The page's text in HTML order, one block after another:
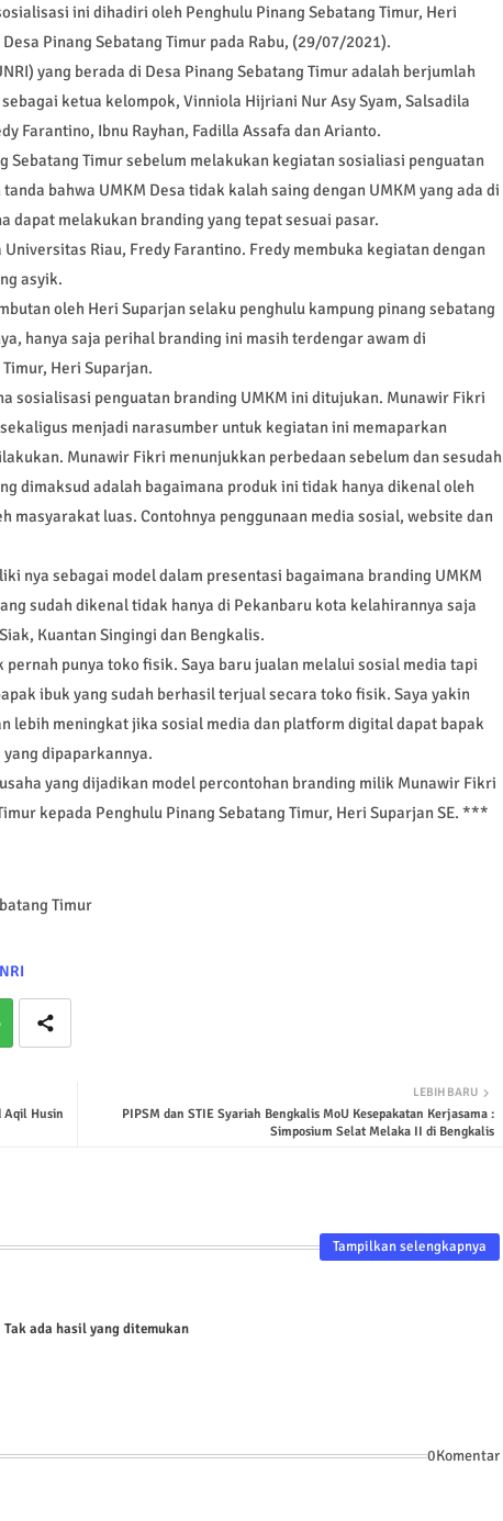
ini dihadiri oleh Penghulu Pinang Sebatang Timur, Heri
Pinang Sebatang Timur pada Rabu, (29/07/2021).
yang berada di Desa Pinang Sebatang Timur adalah berjumlah
ketua kelompok, Vinniola Hijriani Nur Asy Syam, Salsadila
Farantino, Ibnu Rayhan, Fadilla Assafa dan Arianto.
Sebatang Timur sebelum melakukan kegiatan sosialiasi penguatan
bahwa UMKM Desa tidak kalah saing dengan UMKM yang ada di
dapat melakukan branding yang tepat sesuai pasar.
Riau, Fredy Farantino. Fredy membuka kegiatan dengan
asyik.
oleh Heri Suparjan selaku penghulu kampung pinang sebatang
hanya saja perihal branding ini masih terdengar awam di
Heri Suparjan.
sosialisasi penguatan branding UMKM ini ditujukan. Munawir Fikri
menjadi narasumber untuk kegiatan ini memaparkan
Munawir Fikri menunjukkan perbedaan sebelum dan sesudah
dimaksud adalah bagaimana produk ini tidak hanya dikenal oleh
masyarakat luas. Contohnya penggunaan media sosial, website dan
nya sebagai model dalam presentasi bagaimana branding UMKM
sudah dikenal tidak hanya di Pekanbaru kota kelahirannya saja
Kuantan Singingi dan Bengkalis.
punya toko fisik. Saya baru jualan melalui sosial media tapi
ibuk yang sudah berhasil terjual secara toko fisik. Saya yakin
lebih meningkat jika sosial media dan platform digital dapat bapak
dipaparkannya.
yang dijadikan model percontohan branding milik Munawir Fikri
kepada Penghulu Pinang Sebatang Timur, Heri Suparjan SE. ***
Timur
LEBIH BARU
PIPSM dan STIE Syariah Bengkalis MoU Kesepakatan Kerjasama :
Simposium Selat Melaka II di Bengkalis
Aqil Husin
Tampilkan selengkapnya
Tak ada hasil yang ditemukan
0Komentar